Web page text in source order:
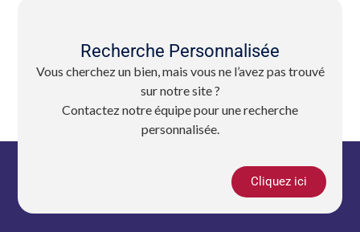
Recherche Personnalisée
Vous cherchez un bien, mais vous ne l’avez pas trouvé
sur notre site ?
Contactez notre équipe pour une recherche
personnalisée.
Cliquez ici